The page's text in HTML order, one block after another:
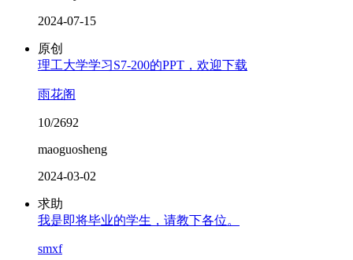
2024-07-15
原创
理工大学学习S7-200的PPT，欢迎下载
雨花阁
10/2692
maoguosheng
2024-03-02
求助
我是即将毕业的学生，请教下各位。
smxf